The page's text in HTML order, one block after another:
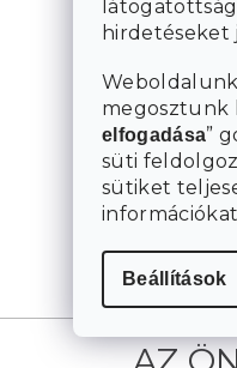
megosztunk
elfogadása”
süti
sütiket
Beállítások
és